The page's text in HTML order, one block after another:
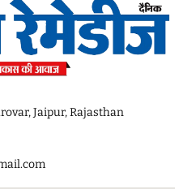
Jaipur, Rajasthan